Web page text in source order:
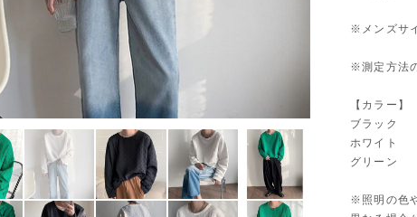
※メンズサ
※測定方法
【カラー】
ブラック
ホワイト
グリーン
※照明の色